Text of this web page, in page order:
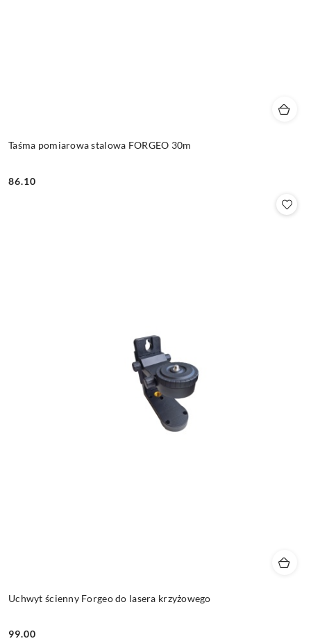
Taśma pomiarowa stalowa FORGEO 30m
Cena:
86.10
Uchwyt ścienny Forgeo do lasera krzyżowego
99.00